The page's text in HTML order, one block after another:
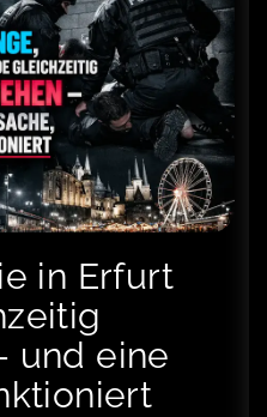
in Erfurt
und eine